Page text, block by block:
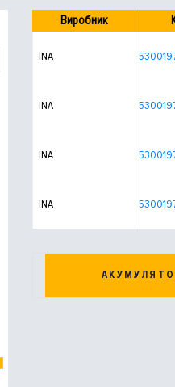
Виробник
INA
INA
INA
INA